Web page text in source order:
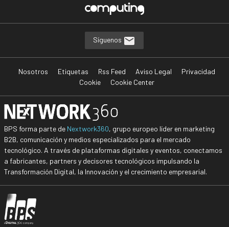
Síguenos
Nosotros Etiquetas Rss Feed Aviso Legal
Privacidad
Cookie
Cookie Center
BPS forma parte de Nextwork360, grupo europeo líder en marketing
B2B, comunicación y medios especializados para el mercado
tecnológico. A través de plataformas digitales y eventos, conectamos
a fabricantes, partners y decisores tecnológicos impulsando la
Transformación Digital, la Innovación y el crecimiento empresarial.